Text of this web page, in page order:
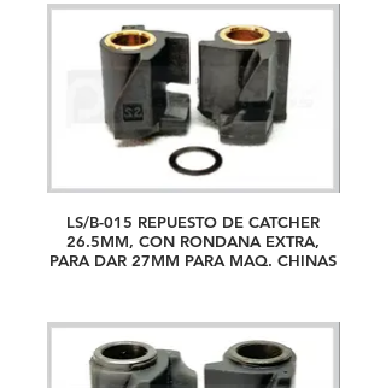
LS/B-015 REPUESTO DE CATCHER
26.5MM, CON RONDANA EXTRA,
PARA DAR 27MM PARA MAQ. CHINAS